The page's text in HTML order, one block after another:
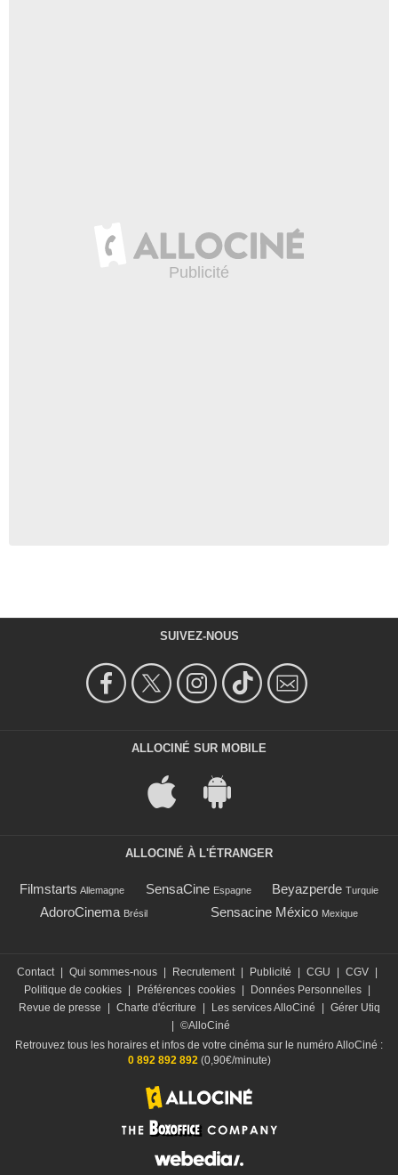
SUIVEZ-NOUS
ALLOCINÉ SUR MOBILE
ALLOCINÉ À L'ÉTRANGER
Filmstarts Allemagne SensaCine Espagne Beyazperde Turquie
AdoroCinema Brésil Sensacine México Mexique
Contact Qui sommes-nous Recrutement Publicité CGU CGV
Politique de cookies
Préférences cookies Données Personnelles
Revue de presse
Charte d'écriture Les services AlloCiné
Gérer Utiq
©AlloCiné
Retrouvez tous les horaires et infos de votre cinéma sur le numéro AlloCiné :
0 892 892 892(0,90€/minute)